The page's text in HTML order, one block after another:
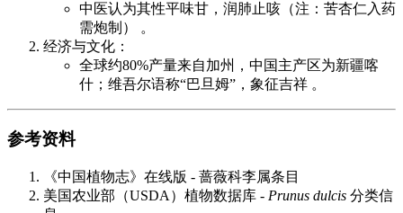
中医认为其性平味甘，润肺止咳（注：苦杏仁入药
需炮制） 。
经济与文化：
全球约80%产量来自加州，中国主产区为新疆喀
什；维吾尔语称“巴旦姆”，象征吉祥 。
参考资料
《中国植物志》在线版 - 蔷薇科李属条目
美国农业部（USDA）植物数据库 - Prunus dulcis 分类信